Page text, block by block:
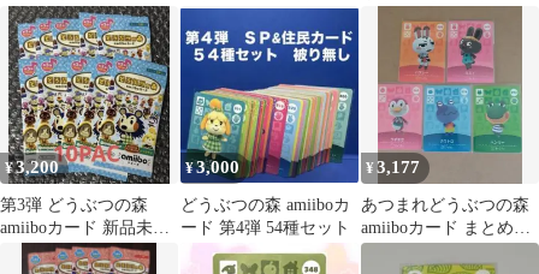
つまれどうぶつの森
¥3,200
第3弾 どうぶつの森
amiiboカード 新品未開
封 10パック
¥3,000
どうぶつの森 amiiboカ
ード 第4弾 54種セット
¥3,177
あつまれどうぶつの森
amiiboカード まとめ売
り